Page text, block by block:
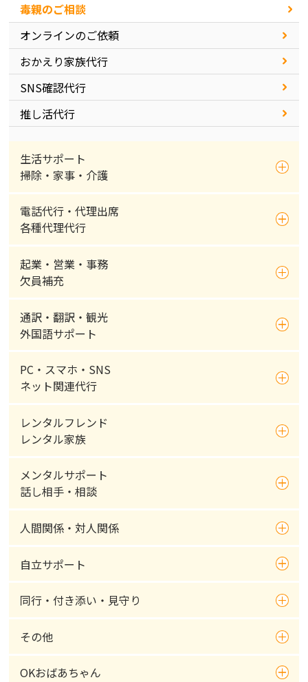
毒親のご相談
オンラインのご依頼
おかえり家族代行
SNS確認代行
推し活代行
生活サポート
掃除・家事・介護
電話代行・代理出席
各種代理代行
起業・営業・事務
欠員補充
通訳・翻訳・観光
外国語サポート
PC・スマホ・SNS
ネット関連代行
レンタルフレンド
レンタル家族
メンタルサポート
話し相手・相談
人間関係・対人関係
自立サポート
同行・付き添い・見守り
その他
OKおばあちゃん